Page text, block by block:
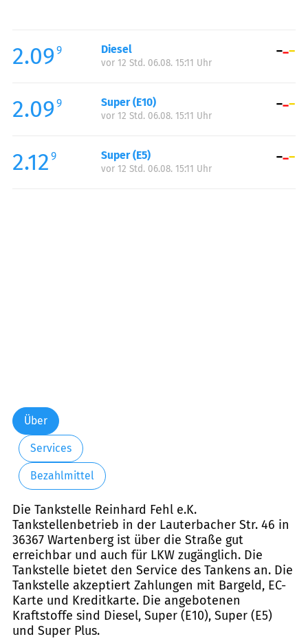
Mittwoch:
05:00-22:00
Donnerstag:
Samstag:
05:00-22:00
Sonntag:
2.09 9 Diesel
vor 12 Std. 06.08. 15:11 Uhr
2.09 9 Super (E10)
vor 12 Std. 06.08. 15:11 Uhr
2.12 9 Super (E5)
vor 12 Std. 06.08. 15:11 Uhr
Über
Services
Bezahlmittel
Die Tankstelle Reinhard Fehl e.K.
Tankstellenbetrieb in der Lauterbacher Str. 46 in
36367 Wartenberg ist über die Straße gut
erreichbar und auch für LKW zugänglich. Die
Tankstelle bietet den Service des Tankens an. Die
Tankstelle akzeptiert Zahlungen mit Bargeld, EC-
Karte und Kreditkarte. Die angebotenen
Kraftstoffe sind Diesel, Super (E10), Super (E5)
und Super Plus.